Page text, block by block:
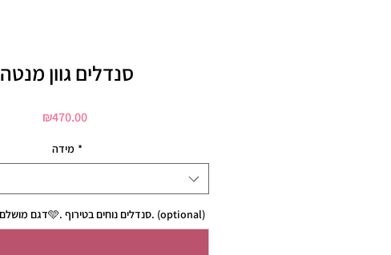
סנדלים גוון מנטה
₪470.00Price
מידה *
דגם מושלם וחדש קיץ 26-27🩵. סנדלים נוחים בטירוף. (optional)